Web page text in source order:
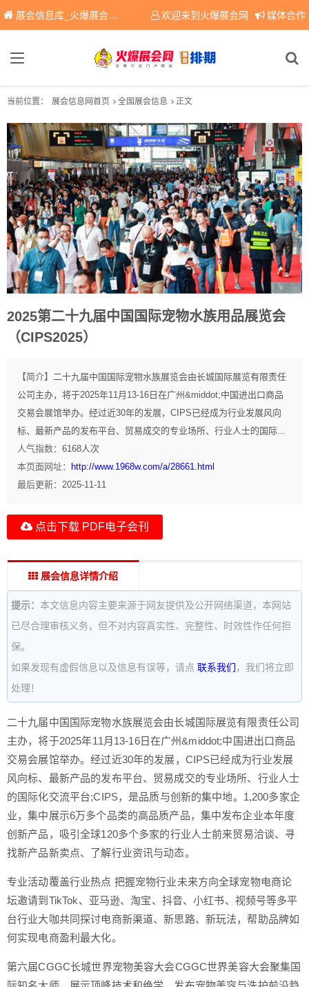
展会信息库_火爆展会网免费展会信息查询平台，提供专业会展服务！ 欢迎来到火爆展会网 媒体合作
当前位置： 展会信息网首页 全国展会信息 正文
2025第二十九届中国国际宠物水族用品展览会
（CIPS2025）
【简介】 二十九届中国国际宠物水族展览会由长城国际展览有限责任
公司主办，将于2025年11月13-16日在广州&middot;中国进出口商品
交易会展馆举办。经过近30年的发展，CIPS已经成为行业发展风向
标、最新产品的发布平台、贸易成交的专业场所、行业人士的国际...
人气指数： 6168人次
本页面网址：
http://www.1968w.com/a/28661.html
最后更新： 2025-11-11
点击下载 PDF电子会刊
展会信息详情介绍
提示： 本文信息内容主要来源于网友提供及公开网络渠道，本网站
已尽合理审核义务，但不对内容真实性、完整性、时效性作任何担
保。
如果发现有虚假信息以及信息有误等，请点 联系我们 ，我们将立即
处理！
二十九届中国国际宠物水族展览会由长城国际展览有限责任公司
主办，将于2025年11月13-16日在广州&middot;中国进出口商品
交易会展馆举办。经过近30年的发展，CIPS已经成为行业发展
风向标、最新产品的发布平台、贸易成交的专业场所、行业人士
的国际化交流平台;CIPS，是品质与创新的集中地。1,200多家企
业，集中展示6万多个品类的高品质产品，集中发布企业本年度
创新产品，吸引全球120多个多家的行业人士前来贸易洽谈、寻
找新产品新卖点、了解行业资讯与动态。
专业活动覆盖行业热点 把握宠物行业未来方向全球宠物电商论
坛邀请到TikTok、亚马逊、淘宝、抖音、小红书、视频号等多平
台行业大咖共同探讨电商新渠道、新思路、新玩法，帮助品牌如
何实现电商盈利最大化。
第六届CGGC长城世界宠物美容大会CGGC世界美容大会聚集国